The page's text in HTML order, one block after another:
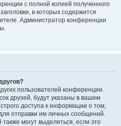
с полной копией полученного
в которых содержится
Администратор конференции
пользователей конференции.
друзей, будут указаны в вашем
доступа к информации о том,
отправки им личных сообщений.
могут выделяться, если это